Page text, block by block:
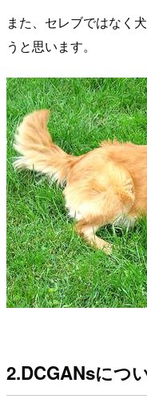
また、セレブではなく
うと思います。
2.DCGANsにつ